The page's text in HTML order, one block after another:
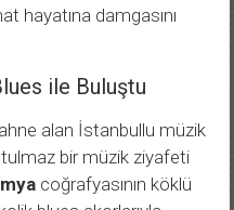
hayatına damgasını
ile Buluştu
alan İstanbullu müzik
bir müzik ziyafeti
coğrafyasının köklü